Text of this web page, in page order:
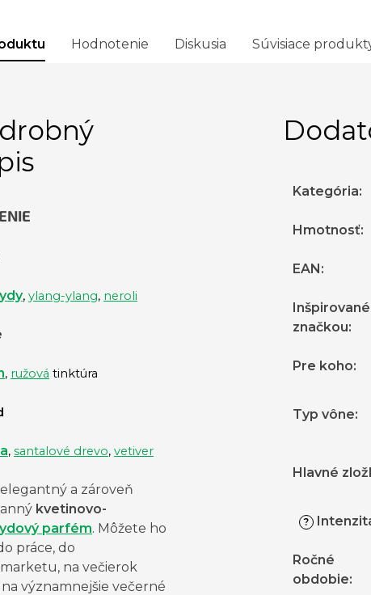
Hodnotenie Diskusia Súvisiace
, ylang-ylang, neroli
, ružová tinktúra
, santalové drevo, vetiver
a zároveň
kvetinovo-
parfém. Môžete ho
práce, do
na večierok
významnejšie večerné
Kategória:
Hmotnosť:
EAN :
Inšpirované
značkou:
Pre koho:
Typ vône:
Hlavné
?
Ročné
obdobie: